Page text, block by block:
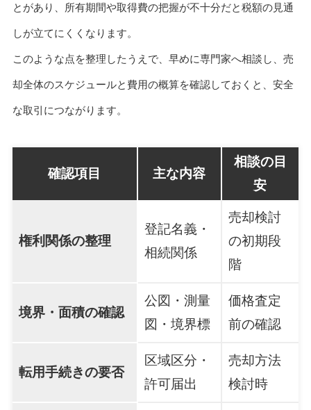
とがあり、所有期間や取得費の把握が不十分だと税額の見通
しが立てにくくなります。
このような点を整理したうえで、早めに専門家へ相談し、売
却全体のスケジュールと費用の概算を確認しておくと、安全
な取引につながります。
確認項目 主な内容
相談の目
安
権利関係の整理
登記名義・
相続関係
売却検討
の初期段
階
境界・面積の確認
公図・測量
図・境界標
価格査定
前の確認
転用手続きの要否
区域区分・
許可届出
売却方法
検討時